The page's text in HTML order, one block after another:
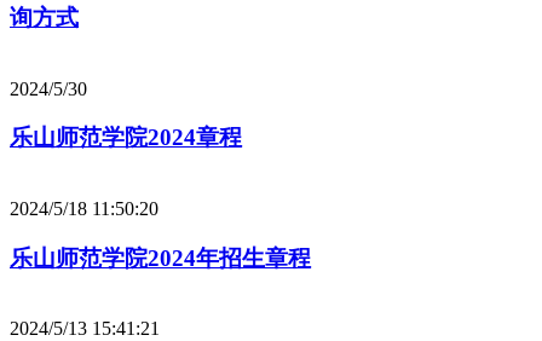
询方式
2024/5/30
乐山师范学院2024章程
2024/5/18 11:50:20
乐山师范学院2024年招生章程
2024/5/13 15:41:21